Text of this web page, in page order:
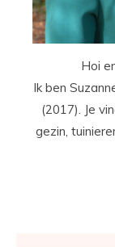
Hoi
Ik ben
(2017). Je
gezin,